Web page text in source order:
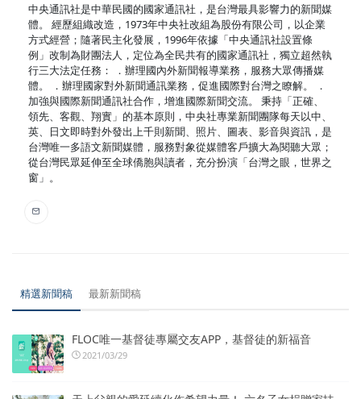
中央通訊社是中華民國的國家通訊社，是台灣最具影響力的新聞媒
體。 經歷組織改造，1973年中央社改組為股份有限公司，以企業
方式經營；隨著民主化發展，1996年依據「中央通訊社設置條
例」改制為財團法人，定位為全民共有的國家通訊社，獨立超然執
行三大法定任務： ．辦理國內外新聞報導業務，服務大眾傳播媒
體。 ．辦理國家對外新聞通訊業務，促進國際對台灣之瞭解。 ．
加強與國際新聞通訊社合作，增進國際新聞交流。 秉持「正確、
領先、客觀、翔實」的基本原則，中央社專業新聞團隊每天以中、
英、日文即時對外發出上千則新聞、照片、圖表、影音與資訊，是
台灣唯一多語文新聞媒體，服務對象從媒體客戶擴大為閱聽大眾；
從台灣民眾延伸至全球僑胞與讀者，充分扮演「台灣之眼，世界之
窗」。
精選新聞稿 最新新聞稿
FLOC唯一基督徒專屬交友APP，基督徒的新福音
2021/03/29